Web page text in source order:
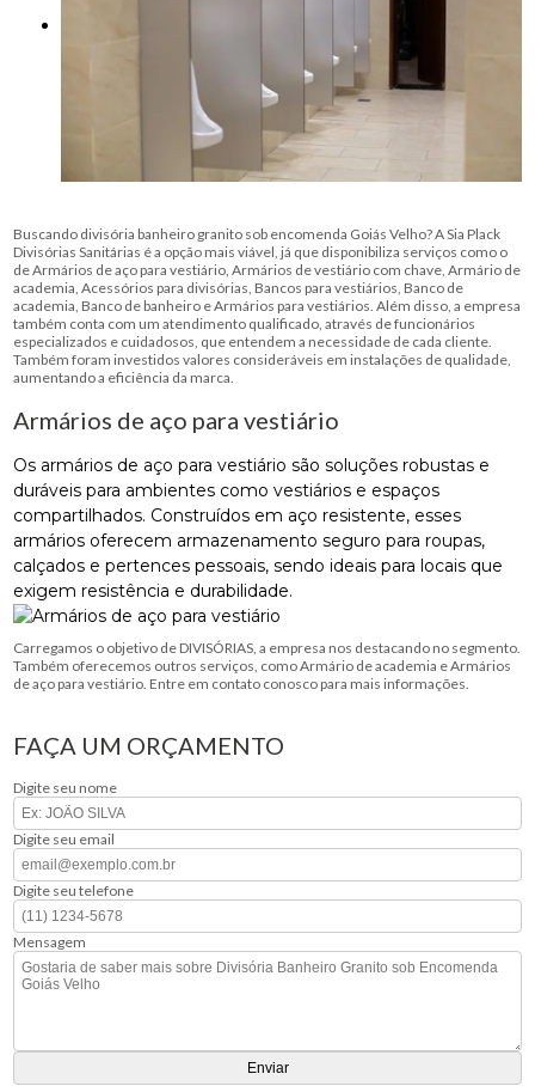
Buscando divisória banheiro granito sob encomenda Goiás Velho? A Sia Plack
Divisórias Sanitárias é a opção mais viável, já que disponibiliza serviços como o
de Armários de aço para vestiário, Armários de vestiário com chave, Armário de
academia, Acessórios para divisórias, Bancos para vestiários, Banco de
academia, Banco de banheiro e Armários para vestiários. Além disso, a empresa
também conta com um atendimento qualificado, através de funcionários
especializados e cuidadosos, que entendem a necessidade de cada cliente.
Também foram investidos valores consideráveis em instalações de qualidade,
aumentando a eficiência da marca.
Armários de aço para vestiário
Os armários de aço para vestiário são soluções robustas e
duráveis para ambientes como vestiários e espaços
compartilhados. Construídos em aço resistente, esses
armários oferecem armazenamento seguro para roupas,
calçados e pertences pessoais, sendo ideais para locais que
exigem resistência e durabilidade.
Carregamos o objetivo de DIVISÓRIAS, a empresa nos destacando no segmento.
Também oferecemos outros serviços, como Armário de academia e Armários
de aço para vestiário. Entre em contato conosco para mais informações.
FAÇA UM ORÇAMENTO
Digite seu nome
Digite seu email
Digite seu telefone
Mensagem